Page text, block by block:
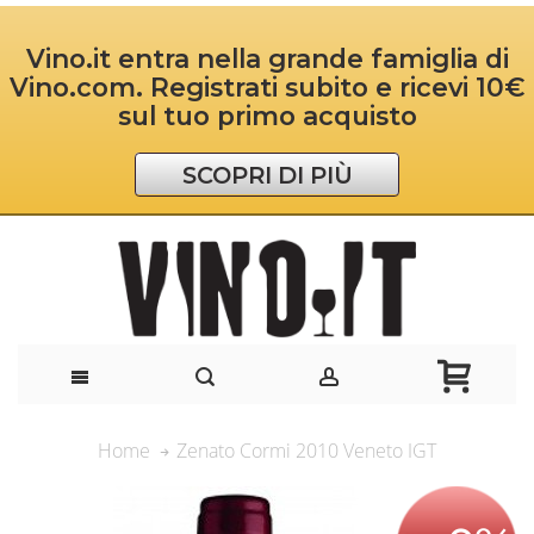
Vino.it entra nella grande famiglia di
Vino.com. Registrati subito e ricevi 10€
sul tuo primo acquisto
SCOPRI DI PIÙ
Home Zenato Cormi 2010 Veneto IGT